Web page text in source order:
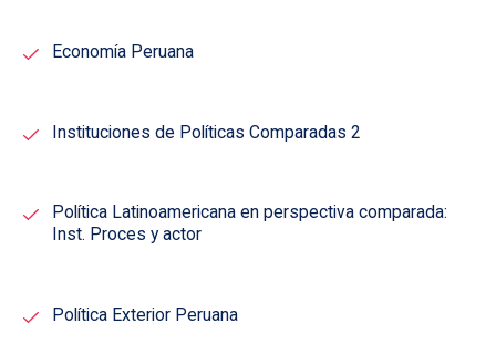
Economía Peruana
Instituciones de Políticas Comparadas 2
Política Latinoamericana en perspectiva comparada:
Inst. Proces y actor
Política Exterior Peruana